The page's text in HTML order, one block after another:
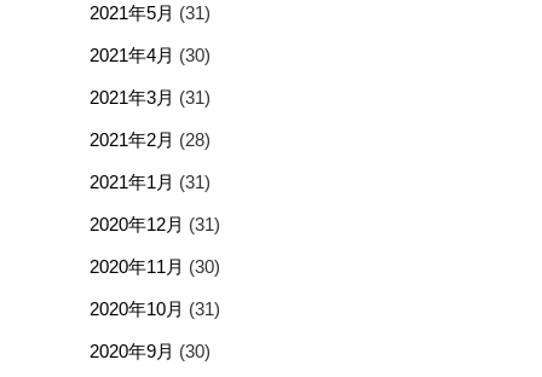
2021年5月 (31)
2021年4月 (30)
2021年3月 (31)
2021年2月 (28)
2021年1月 (31)
2020年12月 (31)
2020年11月 (30)
2020年10月 (31)
2020年9月 (30)